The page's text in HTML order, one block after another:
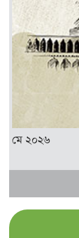
মে ২০২৬